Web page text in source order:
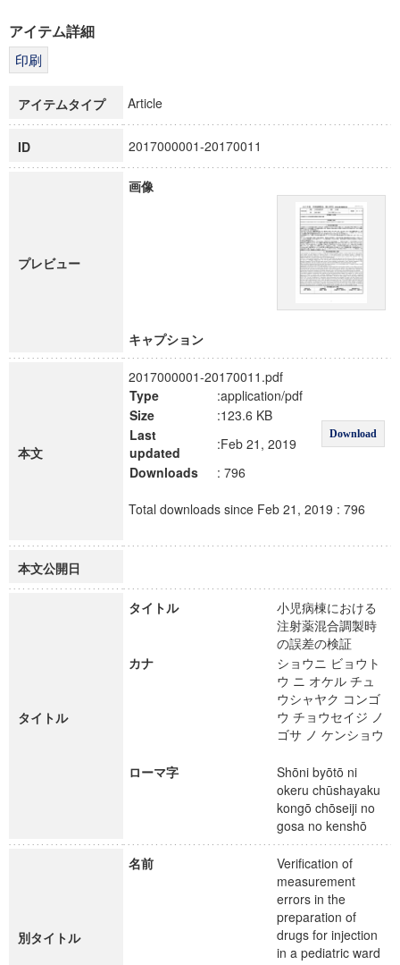
科学研究費補助金研究成果報告書
博士課程教育リーディングプログラム「超成熟社会発展のサ
アイテム詳細
アイテムタイプ Article
ID 2017000001-20170011
プレビュー
画像
キャプション
本文
2017000001-20170011.pdf
Type
:application/pdf
Download
Size
:123.6 KB
Last
updated
:Feb 21, 2019
Downloads
: 796
Total downloads since Feb 21, 2019 : 796
本文公開日
タイトル
タイトル
小児病棟における
注射薬混合調製時
の誤差の検証
カナ
ショウニ ビョウト
ウ ニ オケル チュ
ウシャヤク コンゴ
ウ チョウセイジ ノ
ゴサ ノ ケンショウ
ローマ字
Shōni byōtō ni
okeru chūshayaku
kongō chōseiji no
gosa no kenshō
別タイトル
名前
Verification of
measurement
errors in the
preparation of
drugs for injection
in a pediatric ward